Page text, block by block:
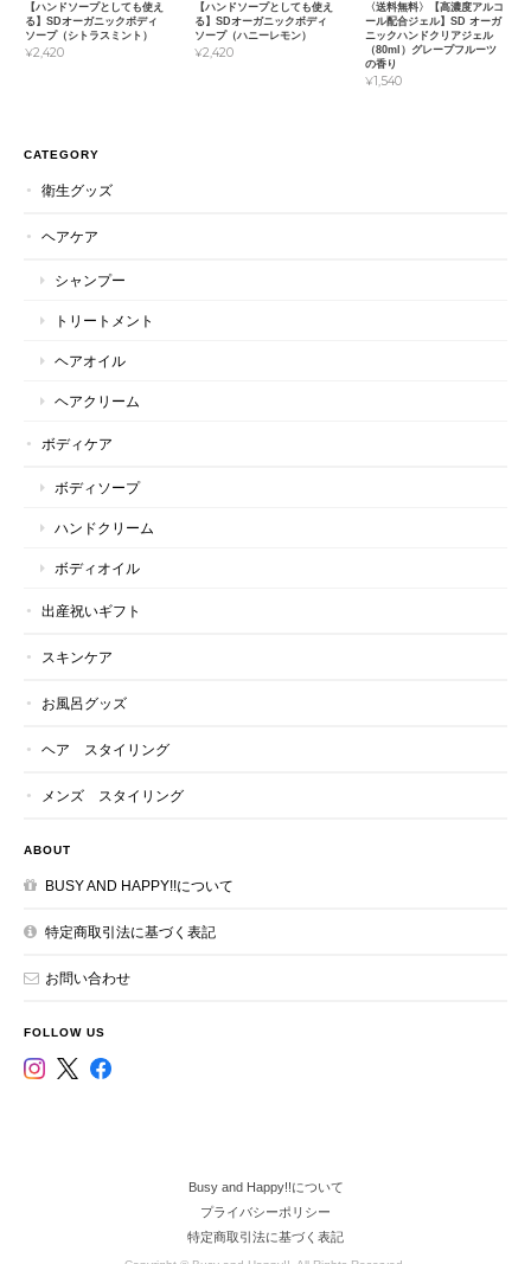
【ハンドソープとしても使え
る】SDオーガニックボディ
ソープ（シトラスミント）
¥2,420
【ハンドソープとしても使え
る】SDオーガニックボディ
ソープ（ハニーレモン）
¥2,420
〈送料無料〉【高濃度アルコ
ール配合ジェル】SD オーガ
ニックハンドクリアジェル
（80ml）グレープフルーツ
の香り
¥1,540
CATEGORY
衛生グッズ
ヘアケア
シャンプー
トリートメント
ヘアオイル
ヘアクリーム
ボディケア
ボディソープ
ハンドクリーム
ボディオイル
出産祝いギフト
スキンケア
お風呂グッズ
ヘア スタイリング
メンズ スタイリング
ABOUT
BUSY AND HAPPY!!について
特定商取引法に基づく表記
お問い合わせ
FOLLOW US
Busy and Happy!!について
プライバシーポリシー
特定商取引法に基づく表記